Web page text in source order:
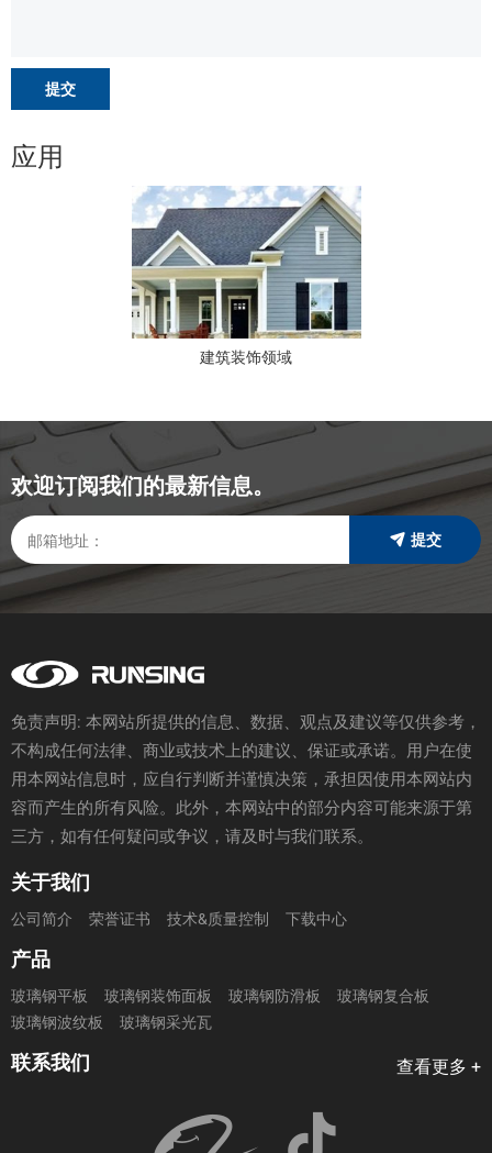
提交
应用
建筑装饰领域
欢迎订阅我们的最新信息。
提交
免责声明: 本网站所提供的信息、数据、观点及建议等仅供参考，
不构成任何法律、商业或技术上的建议、保证或承诺。用户在使
用本网站信息时，应自行判断并谨慎决策，承担因使用本网站内
容而产生的所有风险。此外，本网站中的部分内容可能来源于第
三方，如有任何疑问或争议，请及时与我们联系。
关于我们
公司简介 荣誉证书 技术&质量控制 下载中心
产品
玻璃钢平板 玻璃钢装饰面板 玻璃钢防滑板
玻璃钢复合板
玻璃钢波纹板
玻璃钢采光瓦
联系我们 查看更多 +